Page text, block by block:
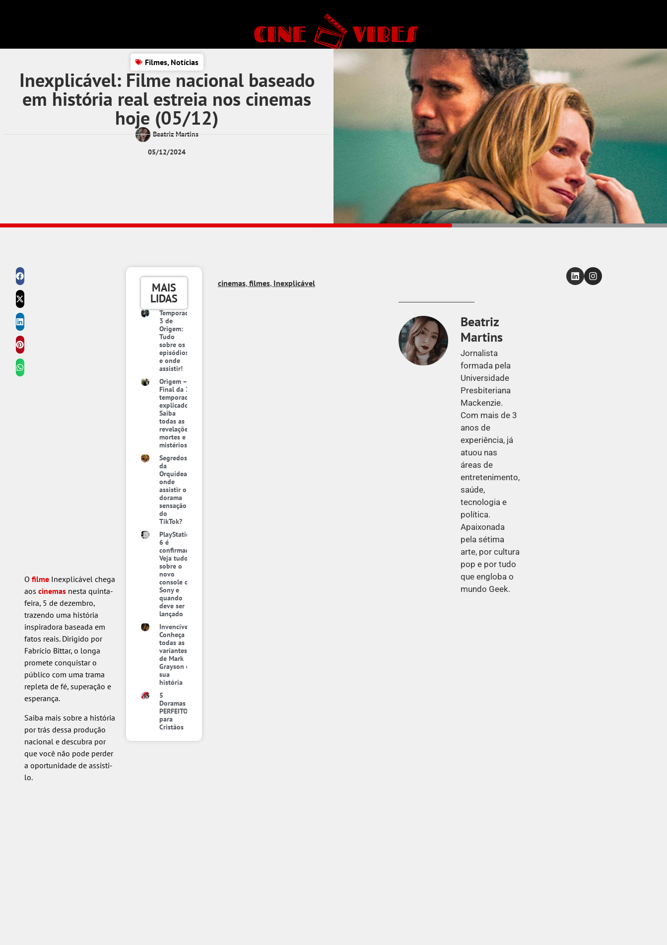
Filmes, Notícias
Inexplicável: Filme nacional baseado
em história real estreia nos cinemas
hoje (05/12)
Beatriz Martins
05/12/2024
O filme Inexplicável chega
aos cinemasnesta quinta-
feira, 5 de dezembro,
trazendo uma história
inspiradora baseada em
fatos reais. Dirigido por
Fabrício Bittar, o longa
promete conquistar o
público com uma trama
repleta de fé, superação e
esperança.
Saiba mais sobre a história
por trás dessa produção
nacional e descubra por
que você não pode perder
a oportunidade de assisti-
lo.
MAIS
LIDAS
Temporada
3 de
Origem:
Tudo
sobre os
episódios
e onde
assistir!
Origem –
Final da 3ª
temporada
explicado:
Saiba
todas as
revelações,
mortes e
mistérios
Segredos
da
Orquídea:
onde
assistir o
dorama
sensação
do
TikTok?
PlayStation
6 é
confirmado:
Veja tudo
sobre o
novo
console da
Sony e
quando
deve ser
lançado
Invencível:
Conheça
todas as
variantes
de Mark
Grayson e
sua
história
5
Doramas
PERFEITOS
para
Cristãos
cinemas, filmes, Inexplicável
Beatriz
Martins
Jornalista
formada pela
Universidade
Presbiteriana
Mackenzie.
Com mais de 3
anos de
experiência, já
atuou nas
áreas de
entretenimento,
saúde,
tecnologia e
política.
Apaixonada
pela sétima
arte, por cultura
pop e por tudo
que engloba o
mundo Geek.